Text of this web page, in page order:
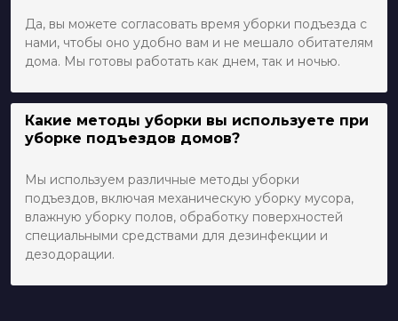
Да, вы можете согласовать время уборки подъезда с
нами, чтобы оно удобно вам и не мешало обитателям
дома. Мы готовы работать как днем, так и ночью.
Какие методы уборки вы используете при
уборке подъездов домов?
Мы используем различные методы уборки
подъездов, включая механическую уборку мусора,
влажную уборку полов, обработку поверхностей
специальными средствами для дезинфекции и
дезодорации.